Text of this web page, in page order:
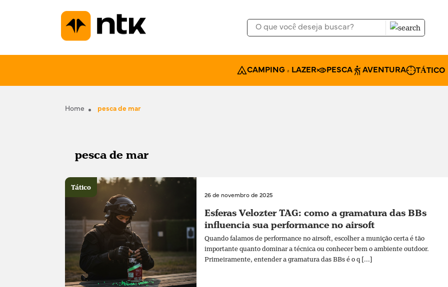
CAMPING & LAZER PESCA AVENTURA TÁTICO
Home pesca de mar
pesca de mar
26 de novembro de 2025
Esferas Velozter TAG: como a gramatura das BBs
influencia sua performance no airsoft
Quando falamos de performance no airsoft, escolher a munição certa é tão
importante quanto dominar a técnica ou conhecer bem o ambiente outdoor.
Primeiramente, entender a gramatura das BBs é o q [...]
Tático